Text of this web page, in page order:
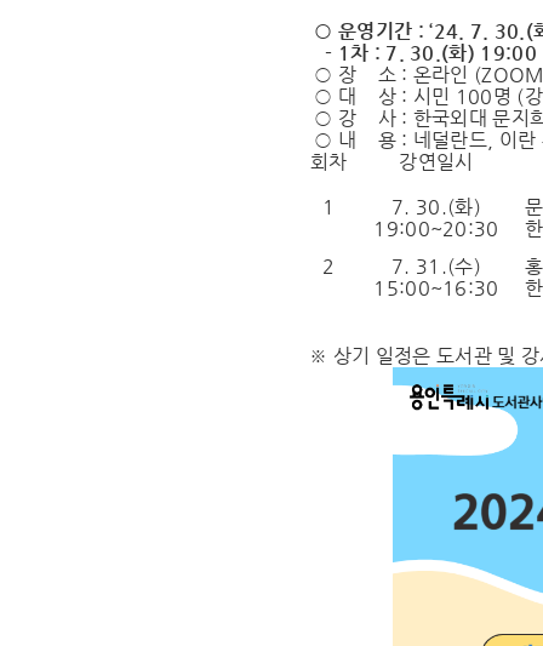
○ 운영기간 : ‘24. 7.
- 1차 : 7. 30.(화)
○ 장 소 : 온라인 (ZOOM
○ 대 상 : 시민 100명 (강
○ 강 사 : 한국외대 문지
○ 내 용 : 네덜란드, 이란
회차
강연일시
1
7. 30.(화)
19:00~20:30
2
7. 31.(수)
15:00~16:30
※ 상기 일정은 도서관 및